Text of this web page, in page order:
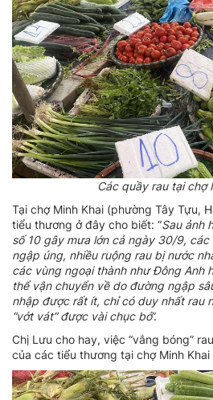
Các quầy rau tại chợ
Tại chợ Minh Khai (phường Tây Tựu,
tiểu thương ở đây cho biết: “Sauảnh
số 10 gây mưa lớn cả ngày 30/9,
ngập úng, nhiều ruộng rau bị nước
các vùng ngoại thành như Đông Anh
thể vận chuyển về do đường ngập
nhập được rất ít, chỉ có duy nhất rau
“vớt vát” được vài chục bó”.
Chị Lưu cho hay, việc “vắng bóng”
của các tiểu thương tại chợ Minh